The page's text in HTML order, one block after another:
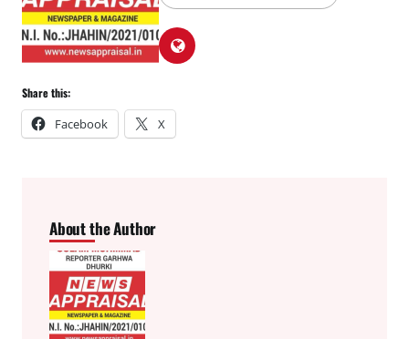
Share this:
Facebook X
About the Author